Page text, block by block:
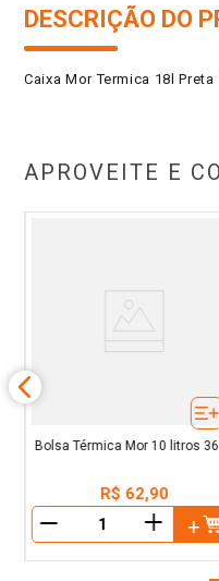
DESCRIÇÃO DO
Caixa Mor Termica 18l Preta
APROVEITE E
Bolsa Térmica Mor 10 litros
R$ 62,90
＋